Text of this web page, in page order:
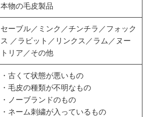
本物の毛皮製品
セーブル／ミンク／チンチラ／フォック
ス ／ラビット／リンクス／ラム／ヌー
トリア／その他
・古くて状態が悪いもの
・毛皮の種類が不明なもの
・ノーブランドのもの
・ネーム刺繍が入っているもの